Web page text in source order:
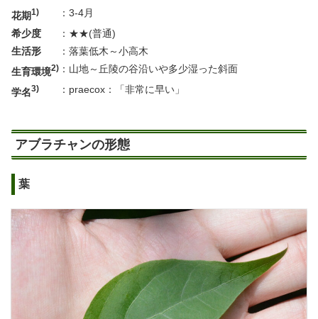
花期1) ： 3-4月
希少度
： ★★(普通)
生活形
： 落葉低木～小高木
生育環境2) ： 山地～丘陵の谷沿いや多少湿った斜面
学名3) ： praecox：「非常に早い」
アブラチャンの形態
葉